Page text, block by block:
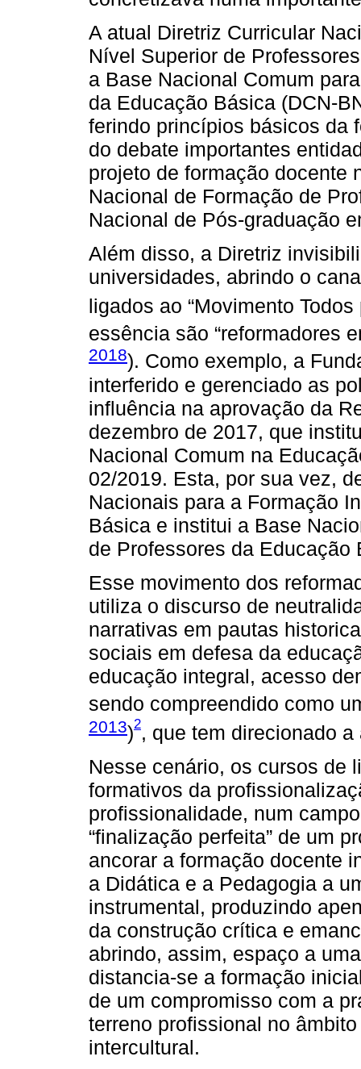
A atual Diretriz Curricular
Nível Superior de
a Base Nacional Comum
da Educação Básica (DCN-
ferindo princípios básicos da
do debate importantes
projeto de formação docente
Nacional de Formação de
Nacional de Pós-graduação
Além disso, a Diretriz
universidades, abrindo o
ligados ao “Movimento
essência são “reformadores
2018). Como exemplo, a
interferido e gerenciado as
influência na aprovação da
dezembro de 2017, que
Nacional Comum na
02/2019. Esta, por sua vez,
Nacionais para a Formação
Básica e institui a Base
de Professores da Educação
Esse movimento dos
utiliza o discurso de
narrativas em pautas
sociais em defesa da
educação integral, acesso
sendo compreendido como
2013)2, que tem direcionado
Nesse cenário, os cursos de
formativos da
profissionalidade, num
“finalização perfeita” de um
ancorar a formação docente
a Didática e a Pedagogia a
instrumental, produzindo
da construção crítica e
abrindo, assim, espaço a
distancia-se a formação
de um compromisso com a
terreno profissional no
intercultural.